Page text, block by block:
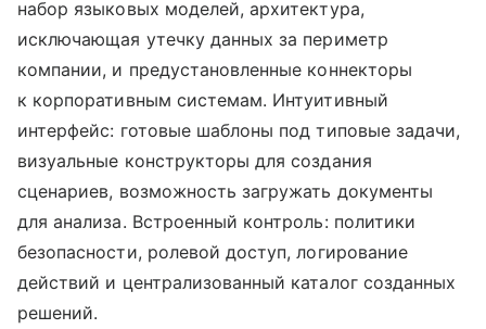
набор языковых моделей, архитектура,
исключающая утечку данных за периметр
компании, и предустановленные коннекторы
к корпоративным системам. Интуитивный
интерфейс: готовые шаблоны под типовые задачи,
визуальные конструкторы для создания
сценариев, возможность загружать документы
для анализа. Встроенный контроль: политики
безопасности, ролевой доступ, логирование
действий и централизованный каталог созданных
решений.